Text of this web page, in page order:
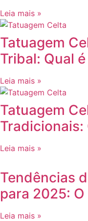
Leia mais »
Tatuagem
Tribal: Qual
Leia mais »
Tatuagem
Tradicionais:
Leia mais »
Tendências
para 2025:
Leia mais »